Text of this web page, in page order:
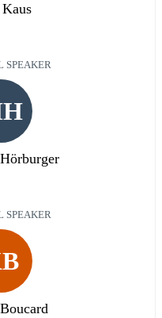
SPEAKER
SPEAKER